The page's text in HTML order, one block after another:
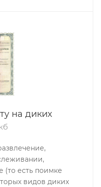
на диких
(то есть поимке
видов диких